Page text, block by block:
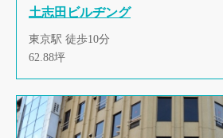
土志田ビルヂング
東京駅 徒歩10分
62.88坪